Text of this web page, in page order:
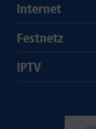
Internet
Festnetz
IPTV